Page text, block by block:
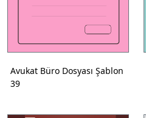
Avukat Büro Dosyası Şablon
39